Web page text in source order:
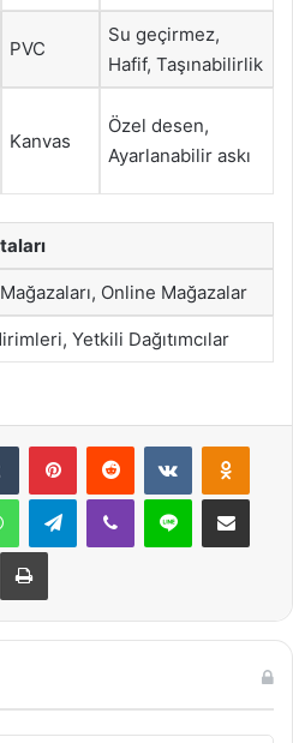
PVC
Su geçirmez,
Hafif, Taşınabilirlik
Kanvas
Özel desen,
Ayarlanabilir askı
Online Mağazalar
Yetkili Dağıtımcılar
Tumblr PinterestReddit VKontakte
WhatsAppTelegramViber Line E-Posta ile
Yazdır